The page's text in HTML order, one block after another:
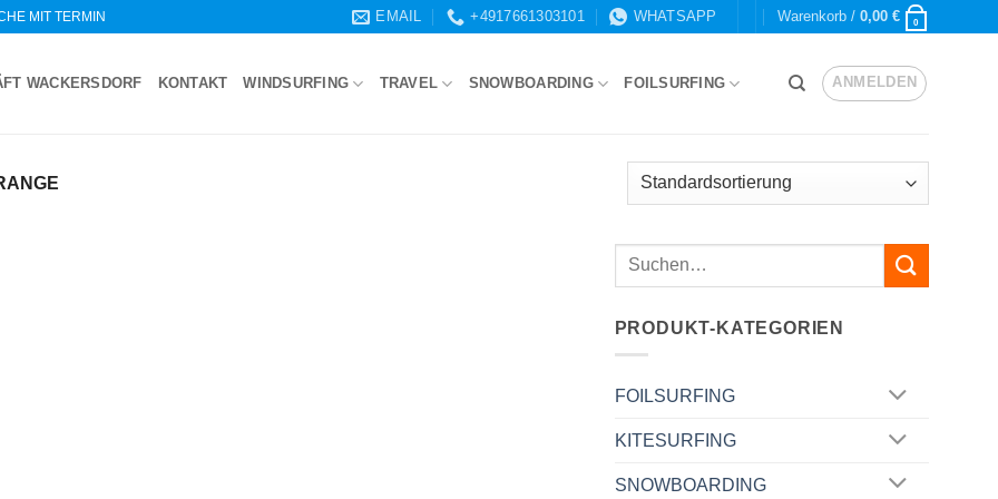
MIT TERMIN EMAIL +4917661303101 WHATSAPP Warenkorb / 0,00 € 0
WACKERSDORF KONTAKT WINDSURFING TRAVEL SNOWBOARDING FOILSURFING ANMELDEN
PRODUKT-KATEGORIEN
FOILSURFING
KITESURFING
SNOWBOARDING